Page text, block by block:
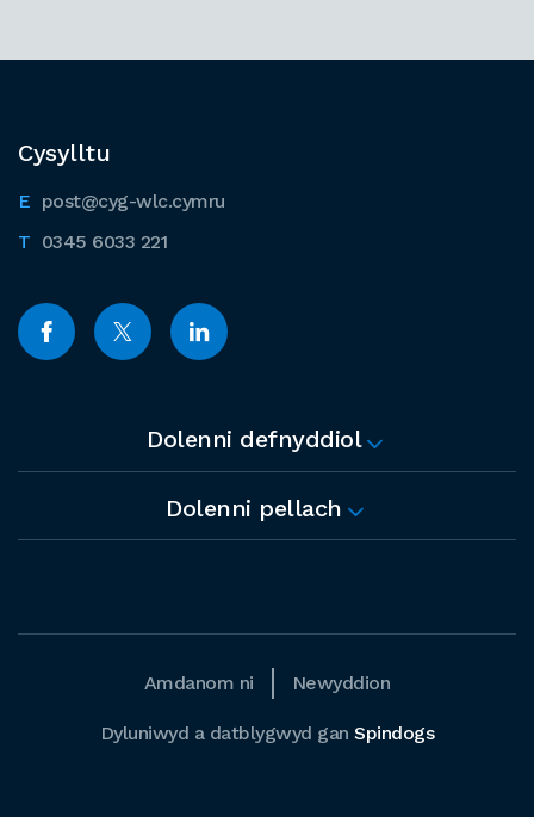
Cysylltu
post@cyg-wlc.cymru
0345 6033 221
Dolenni defnyddiol
Dolenni pellach
Amdanom ni Newyddion
Dyluniwyd a datblygwyd ganSpindogs